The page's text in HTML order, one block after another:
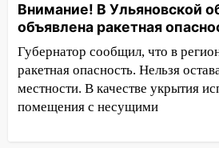
14:01 Инсценировали ДТП
более 4,6 миллиона
судом предстанет банда
автоподставщиков
13:36 В Инзе произошел
Внимание! В Ульяновской
объявлена ракетная
Губернатор сообщил, что в
ракетная опасность. Нельзя
местности. В качестве укрытия
помещения с несущими